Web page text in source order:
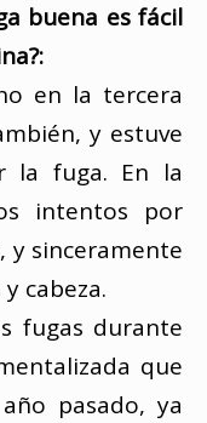
buena es fácil
en la tercera
y estuve
la fuga. En la
intentos por
y sinceramente
cabeza.
fugas durante
que
pasado, ya